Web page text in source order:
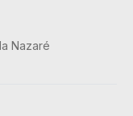
Nazaré